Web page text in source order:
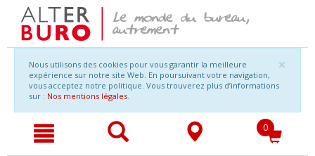
contenu
navigation
×
Nous utilisons des cookies pour vous garantir la meilleure
expérience sur notre site Web. En poursuivant votre navigation,
vous acceptez notre politique. Vous trouverez plus d’informations
sur : Nos mentions légales.
0